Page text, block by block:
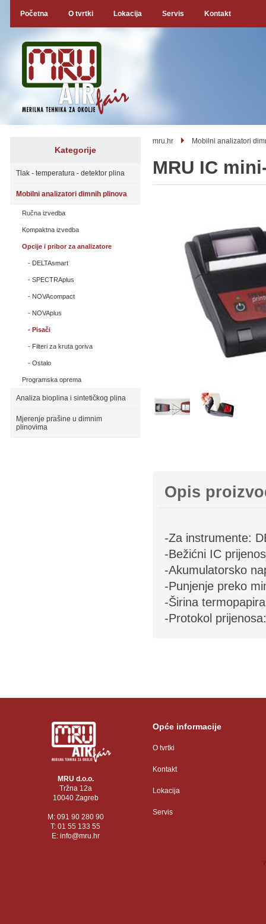
Početna O tvrtki Lokacija Servis Kontakt
Kategorije
Tlak - temperatura - detektor plina
Mobilni analizatori dimnih plinova
Ručna izvedba
Kompaktna izvedba
Opcije i pribor za analizatore
DELTAsmart
SPECTRAplus
NOVAcompact
NOVAplus
Pisači
Filteri za kruta goriva
Ostalo
Programska oprema
Analiza bioplina i sintetičkog plina
Mjerenje prašine u dimnim
plinovima
mru.hr Mobilni analizatori
MRU IC
Opis
-Za instrumente:
-Bežićni IC
-Akumulatorsko
-Punjenje preko
-Širina
-Protokol
MRU d.o.o.
Tržna 12a
10040 Zagreb
M: 091 90 280 90
T: 01 55 133 55
E: info mru.hr
Opće informacije
O tvrtki
Kontakt
Lokacija
Servis